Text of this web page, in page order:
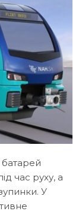
час руху, а
У